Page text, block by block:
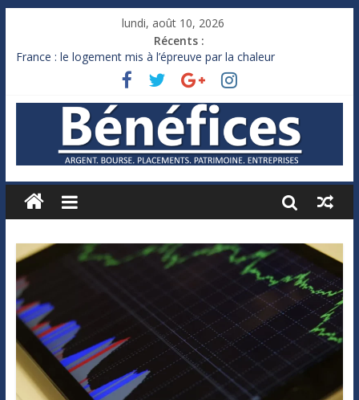
lundi, août 10, 2026
Récents :
France : le logement mis à l’épreuve par la chaleur
Des milliards de dollars de droits de douane déjà remboursés
Royaume-Uni : Andy Burnham recule sur l’impôt
Xavier Niel, le milliardaire qui ne touche presque rien
Ruée des fortunes russes vers l’étranger